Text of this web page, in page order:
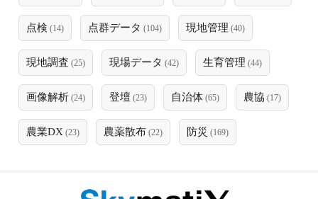
点検 (14) 点群データ (104) 現地管理 (40)
現地調査 (25) 現場データ (42) 生育管理 (44)
画像解析 (24) 登壇 (23) 自治体 (65) 農協 (17)
農業DX (23) 農薬散布 (22) 防災 (169)